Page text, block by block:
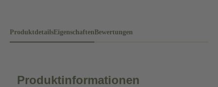
ProduktdetailsEigenschaftenBewertungen
Produktinformationen